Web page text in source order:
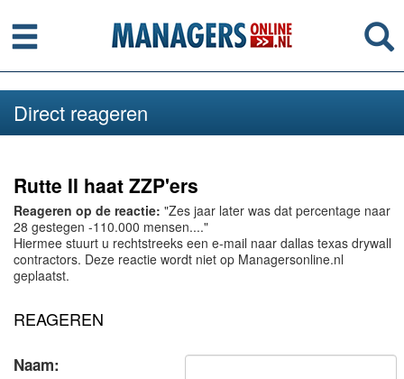
Menu
Direct reageren
Rutte II haat ZZP'ers
Reageren op de reactie: "Zes jaar later was dat percentage naar
28 gestegen -110.000 mensen...."
Hiermee stuurt u rechtstreeks een e-mail naar dallas texas drywall
contractors. Deze reactie wordt niet op Managersonline.nl
geplaatst.
REAGEREN
Naam: